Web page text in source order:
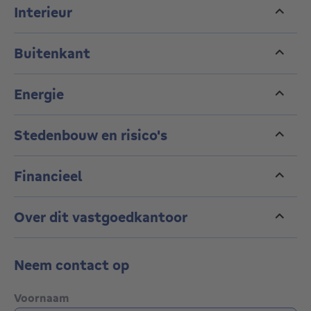
Interieur
Buitenkant
Energie
Stedenbouw en risico's
Financieel
Over dit vastgoedkantoor
Neem contact op
Voornaam